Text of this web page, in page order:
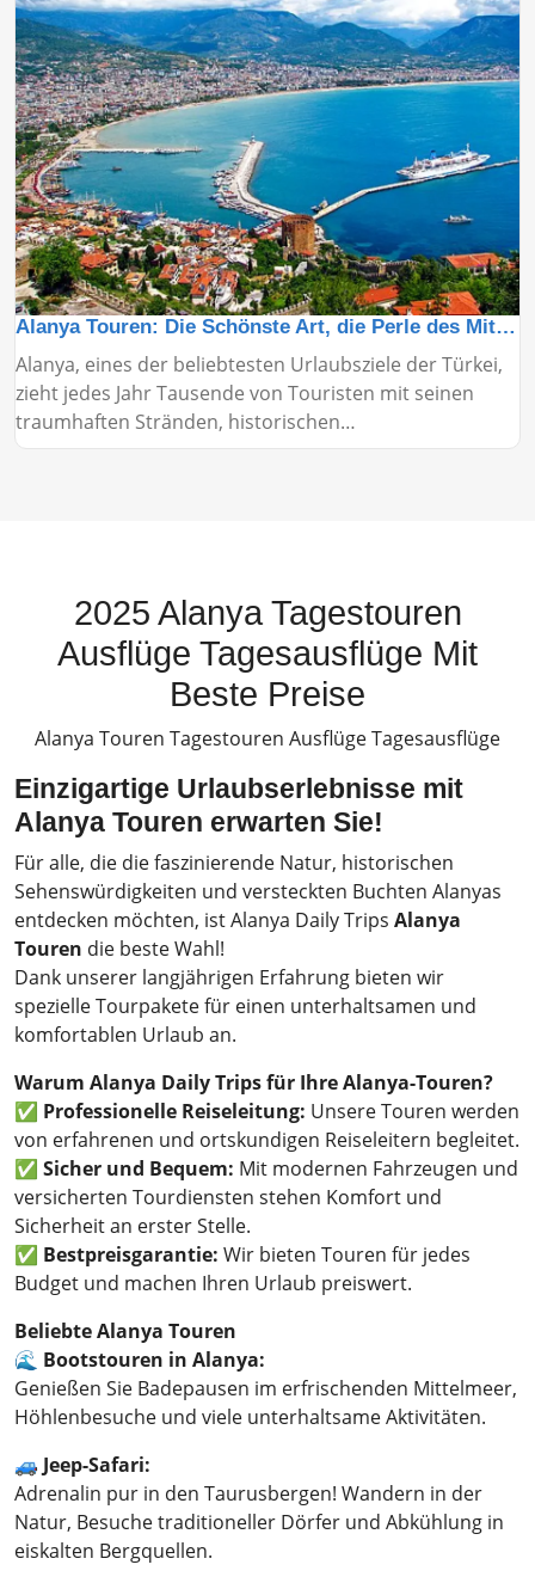
Alanya Touren: Die Schönste Art, die Perle des Mittelmeers zu Entdecken
Alanya, eines der beliebtesten Urlaubsziele der Türkei,
zieht jedes Jahr Tausende von Touristen mit seinen
traumhaften Stränden, historischen
Sehenswürdigkeiten und lebhaften Nächten an. Alanya-
2025 Alanya Tagestouren
Ausflüge Tagesausflüge Mit
Beste Preise
Alanya Touren Tagestouren Ausflüge Tagesausflüge
Einzigartige Urlaubserlebnisse mit
Alanya Touren erwarten Sie!
Für alle, die die faszinierende Natur, historischen
Sehenswürdigkeiten und versteckten Buchten Alanyas
entdecken möchten, ist Alanya Daily Trips Alanya
Touren die beste Wahl!
Dank unserer langjährigen Erfahrung bieten wir
spezielle Tourpakete für einen unterhaltsamen und
komfortablen Urlaub an.
Warum Alanya Daily Trips für Ihre Alanya-Touren?
✅ Professionelle Reiseleitung: Unsere Touren werden
von erfahrenen und ortskundigen Reiseleitern begleitet.
✅ Sicher und Bequem: Mit modernen Fahrzeugen und
versicherten Tourdiensten stehen Komfort und
Sicherheit an erster Stelle.
✅ Bestpreisgarantie: Wir bieten Touren für jedes
Budget und machen Ihren Urlaub preiswert.
Beliebte Alanya Touren
🌊 Bootstouren in Alanya:
Genießen Sie Badepausen im erfrischenden Mittelmeer,
Höhlenbesuche und viele unterhaltsame Aktivitäten.
🚙 Jeep-Safari:
Adrenalin pur in den Taurusbergen! Wandern in der
Natur, Besuche traditioneller Dörfer und Abkühlung in
eiskalten Bergquellen.